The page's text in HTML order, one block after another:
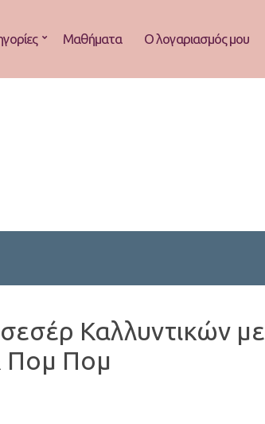
Μαθήματα Ο λογαριασμός μου
Καλλυντικών με
Πομ Πομ